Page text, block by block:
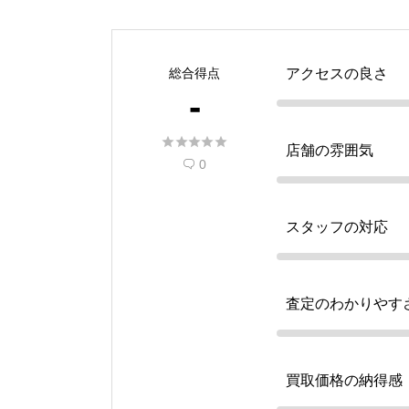
総合得点
-

 0
アクセスの良さ
店舗の雰囲気
スタッフの対応
査定のわかりやす
買取価格の納得感